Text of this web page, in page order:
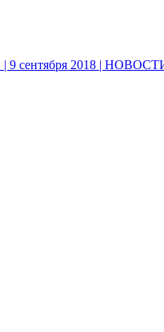
2018 | НОВОСТИ